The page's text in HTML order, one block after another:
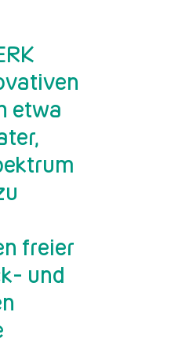
etwa
freier
und